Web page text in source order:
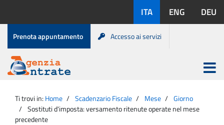
contenuto
disponibili:
ITA ENG DEU
Menu
di
servizio
Prenota appuntamento Accesso ai servizi
Agenzia
Entrate
Apri
menu
principale
Ti trovi in: Home Scadenzario Fiscale Mese
Giorno
Sostituti d'imposta: versamento ritenute operate nel mese
precedente